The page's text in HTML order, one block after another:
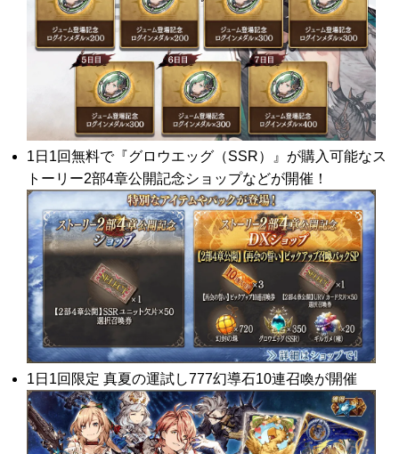
1日1回無料で『グロウエッグ（SSR）』が購入可能なス
トーリー2部4章公開記念ショップなどが開催！
1日1回限定 真夏の運試し777幻導石10連召喚が開催